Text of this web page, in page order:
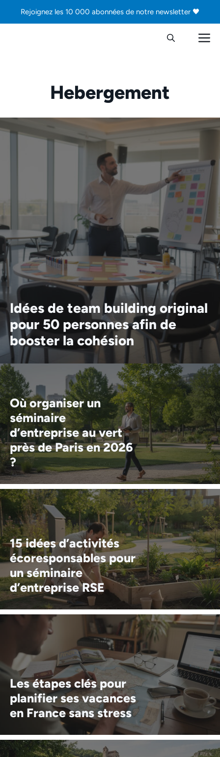
Rejoignez les 10 000 abonnées de notre newsletter 🖤
Hebergement
Idées de team building original
pour 50 personnes afin de
booster la cohésion
Où organiser un
séminaire
d’entreprise au vert
près de Paris en 2026
?
15 idées d’activités
écoresponsables pour
un séminaire
d’entreprise RSE
Les étapes clés pour
planifier ses vacances
en France sans stress